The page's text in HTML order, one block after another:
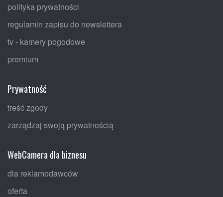
polityka prywatności
regulamin zapisu do newslettera
tv - kamery pogodowe
premium
Prywatność
treść zgody
zarządzaj swoją prywatnością
WebCamera dla biznesu
dla reklamodawców
oferta